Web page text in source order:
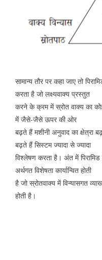
सामान्य तौर पर कहा जाए तो
करता है जो लक्ष्यवाक्य प्रस्तुत
करने के क्रम में स्रोत वाक्य का
में जैसे-जैसे ऊपर की ओर
बढ़ते हैं मशीनी अनुवाद का क्षेत्रा
बढ़ते हैं सिस्टम ज्यादा से ज्यादा
विश्लेषण करता है। अंत में पिरामिड
अर्थगत विशेषता कार्यान्वित होती
है जो स्रोतवाक्य में विन्यासगत
होती है।